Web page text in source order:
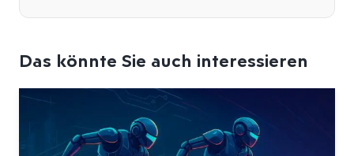
Das könnte Sie auch interessieren